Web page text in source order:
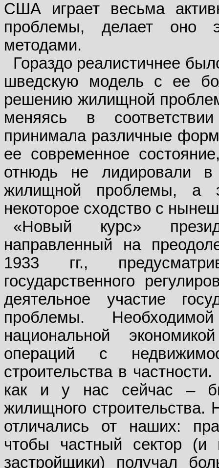
США играет весьма
проблемы, делает оно
методами.
Гораздо реалистичнее
шведскую модель с ее
решению жилищной
меняясь в
принимала различные
ее современное
отнюдь не лидировали
жилищной проблемы, а
некоторое сходство с
«Новый курс»
направленный на
1933 гг.,
государственного
деятельное участие
проблемы.
национальной
операций с
строительства в
как и у нас сейчас –
жилищного
отличались от наших:
чтобы частный сектор (и
застройщики) получал